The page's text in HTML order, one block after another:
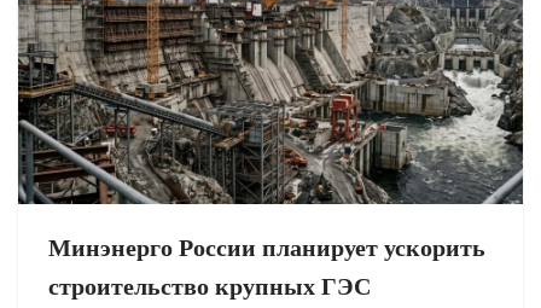
Минэнерго России планирует ускорить
строительство крупных ГЭС